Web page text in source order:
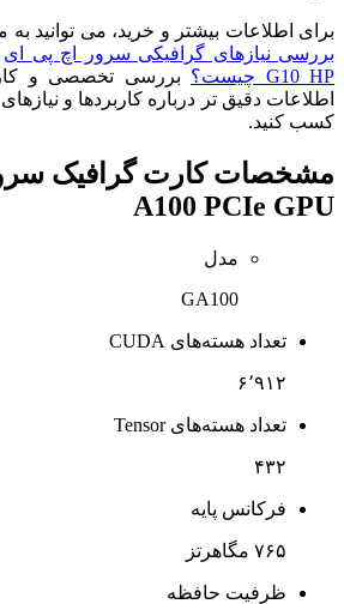
برای اطلاعات بیشتر و خرید، می توانید به
بررسی نیازهای گرافیکی سرور اچ پی ای
G10 HP چیست؟
بررسی تخصصی و
کسب کنید.
مشخصات
A100 PCIe GPU
مدل
GA100
تعداد هسته‌های CUDA
۶٬۹۱۲
تعداد هسته‌های Tensor
۴۳۲
فرکانس پایه
۷۶۵ مگاهرتز
ظرفیت حافظه